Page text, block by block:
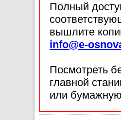
Полный
вышлите
info@e-
Посмотреть
главной
или